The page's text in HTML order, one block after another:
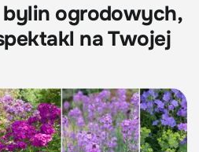
ogrodowych,
na Twojej